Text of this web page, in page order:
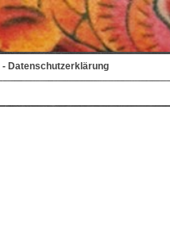
- Datenschutzerklärung